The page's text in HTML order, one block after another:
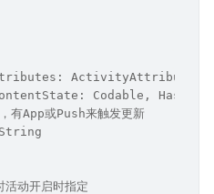
ActivityAttributes
Codable,
有App或Push来触发更新
动开启时指定